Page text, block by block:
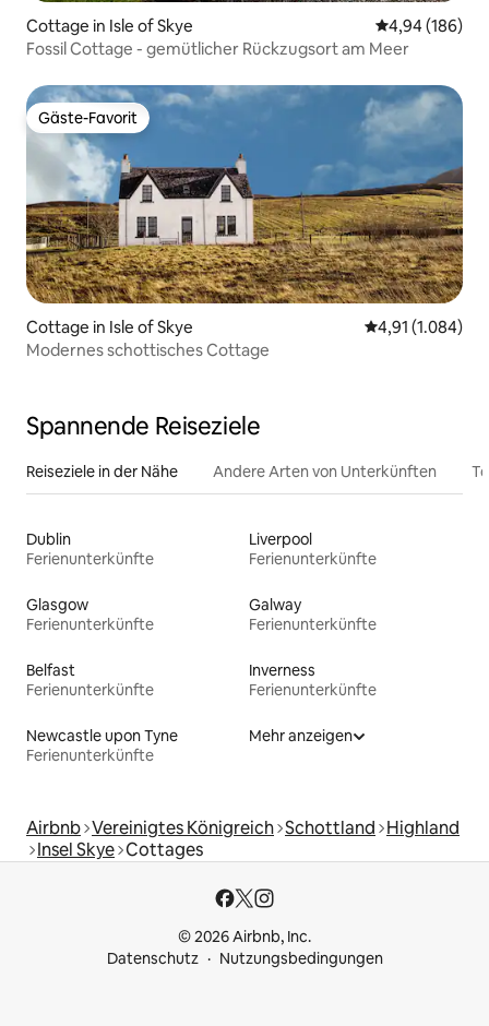
Cottage in Isle of Skye
4,94 (186)
Fossil Cottage - gemütlicher Rückzugsort am Meer
Gäste-Favorit
Gäste-Favorit
Cottage in Isle of Skye
4,91 (1.084)
Modernes schottisches Cottage
Spannende Reiseziele
Reiseziele in der Nähe Andere Arten von Unterkünften
Dublin
Ferienunterkünfte
Liverpool
Ferienunterkünfte
Glasgow
Ferienunterkünfte
Galway
Ferienunterkünfte
Belfast
Ferienunterkünfte
Inverness
Ferienunterkünfte
Newcastle upon Tyne
Ferienunterkünfte
Mehr anzeigen
Airbnb Vereinigtes Königreich Schottland Highland
Insel Skye Cottages
© 2026 Airbnb, Inc.
Datenschutz
Nutzungsbedingungen